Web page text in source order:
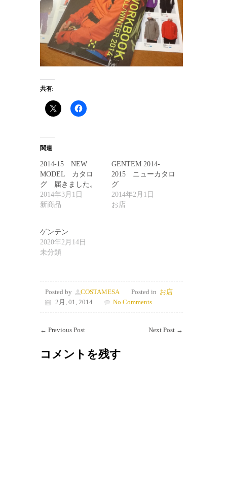
共有:
関連
2014-15 NEW
MODEL カタロ
グ 届きました。
2014年3月1日
新商品
GENTEM 2014-
2015 ニューカタロ
グ
2014年2月1日
お店
ゲンテン
2020年2月14日
未分類
Posted by COSTAMESA Posted in お店
2月, 01, 2014
No Comments.
← Previous Post Next Post →
コメントを残す